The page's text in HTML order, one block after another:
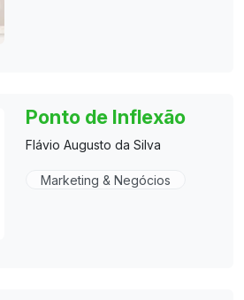
Ponto de Inflexão
Flávio Augusto da Silva
Marketing & Negócios